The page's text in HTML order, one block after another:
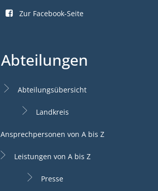
Zur Facebook-Seite
Abteilungen
Abteilungsübersicht
Landkreis
Ansprechpersonen von A bis Z
Leistungen von A bis Z
Presse